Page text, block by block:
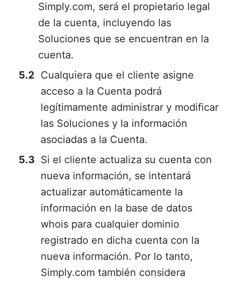
Simply.com, será el propietario legal
de la cuenta, incluyendo las
Soluciones que se encuentran en la
cuenta.
Cualquiera que el cliente asigne
acceso a la Cuenta podrá
legítimamente administrar y modificar
las Soluciones y la información
asociadas a la Cuenta.
Si el cliente actualiza su cuenta con
nueva información, se intentará
actualizar automáticamente la
información en la base de datos
whois para cualquier dominio
registrado en dicha cuenta con la
nueva información. Por lo tanto,
Simply.com también considera